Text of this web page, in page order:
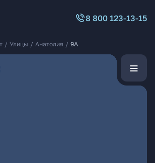
8 800 123-13-15
/ Улицы / Анатолия / 9А